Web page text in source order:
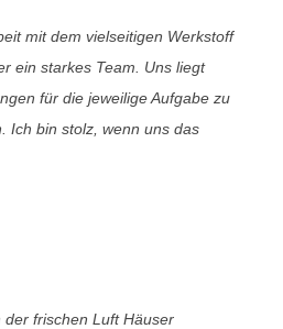
mit dem vielseitigen Werkstoff
ein starkes Team. Uns liegt
für die jeweilige Aufgabe zu
Ich bin stolz, wenn uns das
frischen Luft Häuser